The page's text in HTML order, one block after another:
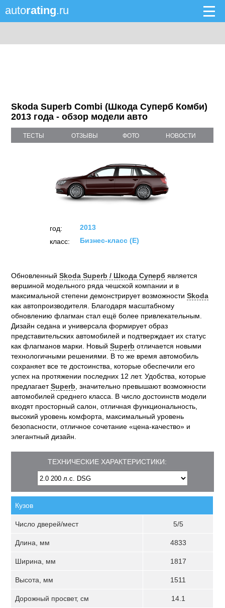
autorating.ru
Skoda Superb Combi (Шкода Суперб Комби)
2013 года - обзор модели авто
ТЕСТЫ ОТЗЫВЫ ФОТО НОВОСТИ
год:
2013
класс:
Бизнес-класс (E)
ОбновленныйSkoda Superb / Шкода Суперб является
вершиной модельного ряда чешской компании и в
максимальной степени демонстрирует возможностиSkoda
как автопроизводителя. Благодаря масштабному
обновлению флагман стал ещё более привлекательным.
Дизайн седана и универсала формирует образ
представительских автомобилей и подтверждает их статус
как флагманов марки. НовыйSuperb отличается новыми
технологичными решениями. В то же время автомобиль
сохраняет все те достоинства, которые обеспечили его
успех на протяжении последних 12 лет. Удобства, которые
предлагаетSuperb , значительно превышают возможности
автомобилей среднего класса. В число достоинств модели
входят просторный салон, отличная функциональность,
высокий уровень комфорта, максимальный уровень
безопасности, отличное сочетание «цена-качество» и
элегантный дизайн.
ТЕХНИЧЕСКИЕ ХАРАКТЕРИСТИКИ:
Кузов
Число дверей/мест 5/5
Длина, мм 4833
Ширина, мм 1817
Высота, мм 1511
Дорожный просвет, см 14.1